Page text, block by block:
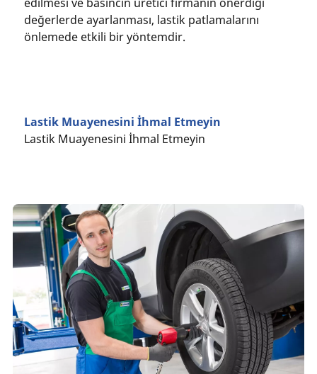
değerlerde ayarlanması, lastik patlamalarını
önlemede etkili bir yöntemdir.
Lastik Muayenesini İhmal Etmeyin
Lastik Muayenesini İhmal Etmeyin